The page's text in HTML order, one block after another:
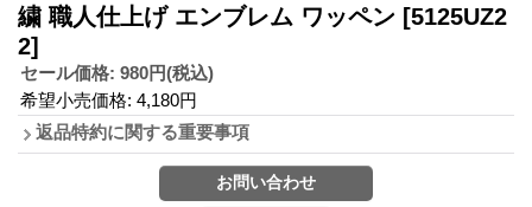
繍 職人仕上げ エンブレム ワッペン [5125UZ2
2]
セール価格: 980円(税込)
希望小売価格: 4,180円
返品特約に関する重要事項